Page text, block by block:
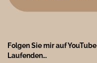
Folgen Sie mir auf
Laufenden…